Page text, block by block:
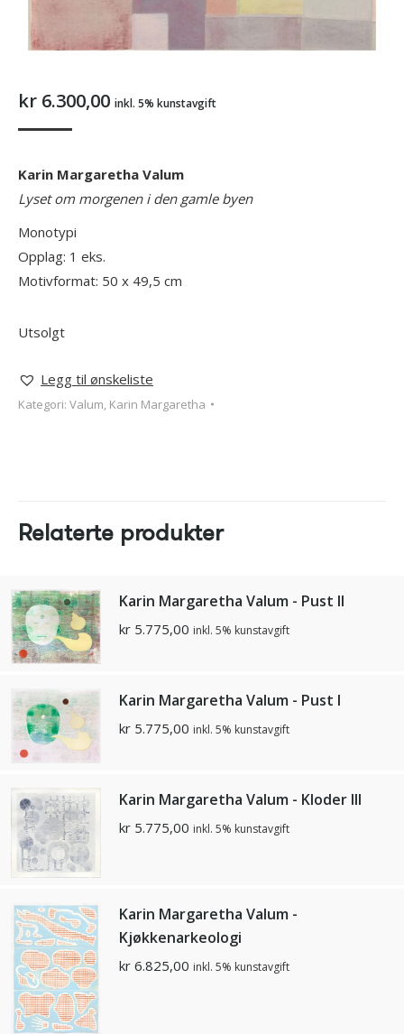
kr 6.300,00 inkl. 5% kunstavgift
Karin Margaretha Valum
Lyset om morgenen i den gamle byen
Monotypi
Opplag: 1 eks.
Motivformat: 50 x 49,5 cm
Utsolgt
Legg til ønskeliste
Kategori: Valum, Karin Margaretha
Relaterte produkter
Karin Margaretha Valum - Pust II
kr 5.775,00 inkl. 5% kunstavgift
Karin Margaretha Valum - Pust I
kr 5.775,00 inkl. 5% kunstavgift
Karin Margaretha Valum - Kloder III
kr 5.775,00 inkl. 5% kunstavgift
Karin Margaretha Valum -
Kjøkkenarkeologi
kr 6.825,00 inkl. 5% kunstavgift